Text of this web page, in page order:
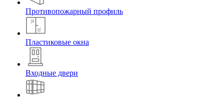
Противопожарный профиль
Пластиковые окна
Входные двери